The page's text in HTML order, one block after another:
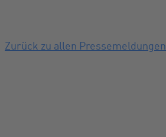
Zurück zu allen Pressemeldungen